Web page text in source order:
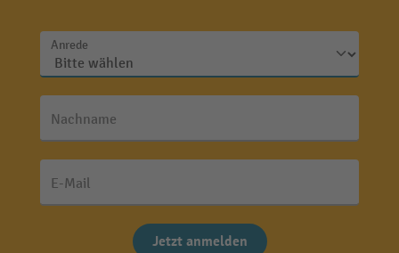
Anrede
Nachname
E-Mail
Jetzt anmelden